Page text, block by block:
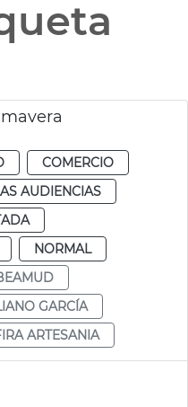
COMERCIO
AUDIENCIAS
NORMAL
GARCÍA
ARTESANIA